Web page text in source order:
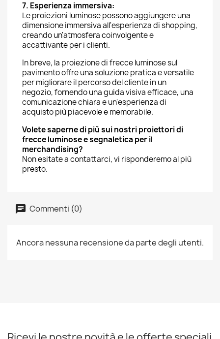
7. Esperienza immersiva:
Le proiezioni luminose possono aggiungere una
dimensione immersiva all'esperienza di shopping,
creando un'atmosfera coinvolgente e
accattivante per i clienti.
In breve, la proiezione di frecce luminose sul
pavimento offre una soluzione pratica e versatile
per migliorare il percorso del cliente in un
negozio, fornendo una guida visiva efficace, una
comunicazione chiara e un'esperienza di
acquisto più piacevole e memorabile.
Volete saperne di più sui nostri proiettori di
frecce luminose e segnaletica per il
merchandising?
Non esitate a contattarci, vi risponderemo al più
presto.
Commenti (0)
Ancora nessuna recensione da parte degli utenti.